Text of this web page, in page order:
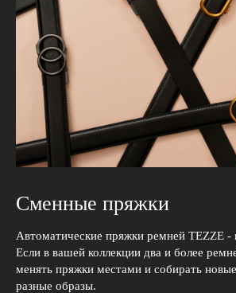
Сменные пряжки
Автоматические пряжки ремней TEZZE -
Если в вашей коллекции два и более
менять пряжки местами и собирать
разные образы.